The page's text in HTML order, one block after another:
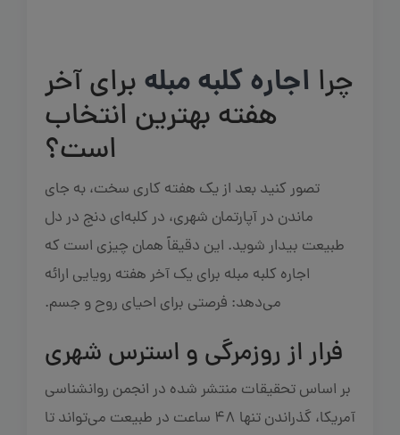
چرا اجاره کلبه مبله برای آخر
هفته بهترین انتخاب
است؟
تصور کنید بعد از یک هفته کاری سخت، به جای
ماندن در آپارتمان شهری، در کلبه‌ای دنج در دل
طبیعت بیدار شوید. این دقیقاً همان چیزی است که
اجاره کلبه مبله برای یک آخر هفته رویایی ارائه
می‌دهد: فرصتی برای احیای روح و جسم.
فرار از روزمرگی و استرس شهری
بر اساس تحقیقات منتشر شده در انجمن روانشناسی
آمریکا، گذراندن تنها ۴۸ ساعت در طبیعت می‌تواند تا